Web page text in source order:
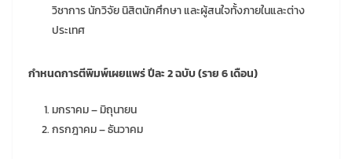
วิชาการ นักวิจัย นิสิตนักศึกษา และผู้สนใจทั้งภายในและต่าง
ประเทศ
กำหนดการตีพิมพ์เผยแพร่ ปีละ 2 ฉบับ (ราย 6 เดือน)
มกราคม – มิถุนายน
กรกฎาคม – ธันวาคม